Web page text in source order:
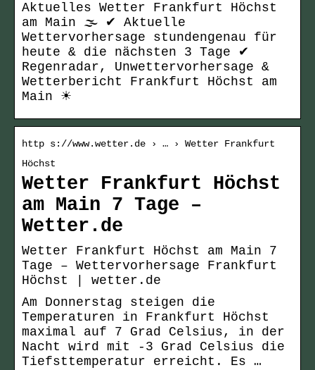
Aktuelles Wetter Frankfurt Höchst
am Main 🌫️ ✔ Aktuelle
Wettervorhersage stundengenau für
heute & die nächsten 3 Tage ✔
Regenradar, Unwettervorhersage &
Wetterbericht Frankfurt Höchst am
Main ☀
http s://www.wetter.de › … › Wetter Frankfurt
Höchst
Wetter Frankfurt Höchst
am Main 7 Tage –
Wetter.de
Wetter Frankfurt Höchst am Main 7
Tage – Wettervorhersage Frankfurt
Höchst | wetter.de
Am Donnerstag steigen die
Temperaturen in Frankfurt Höchst
maximal auf 7 Grad Celsius, in der
Nacht wird mit -3 Grad Celsius die
Tiefsttemperatur erreicht. Es …